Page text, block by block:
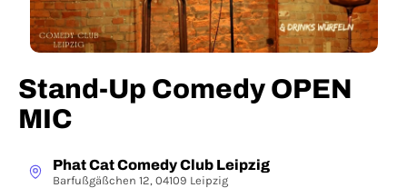
Stand-Up Comedy OPEN
MIC
Phat Cat Comedy Club Leipzig
Barfußgäßchen 12, 04109 Leipzig